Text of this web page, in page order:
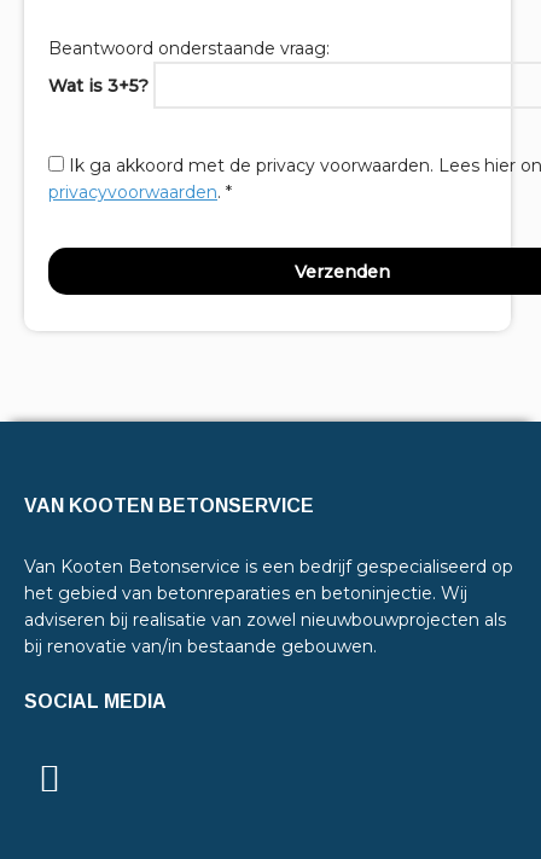
Beantwoord onderstaande vraag:
Wat is 3+5?
Ik ga akkoord met de privacy voorwaarden. Lees hier
privacyvoorwaarden. *
VAN KOOTEN BETONSERVICE
Van Kooten Betonservice is een bedrijf gespecialiseerd op
het gebied van betonreparaties en betoninjectie. Wij
adviseren bij realisatie van zowel nieuwbouwprojecten als
bij renovatie van/in bestaande gebouwen.
SOCIAL MEDIA